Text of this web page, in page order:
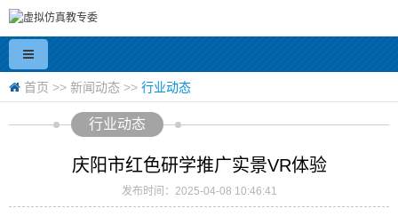
首页 >> 新闻动态 >> 行业动态
行业动态
庆阳市红色研学推广实景VR体验
发布时间：2025-04-08 10:46:41